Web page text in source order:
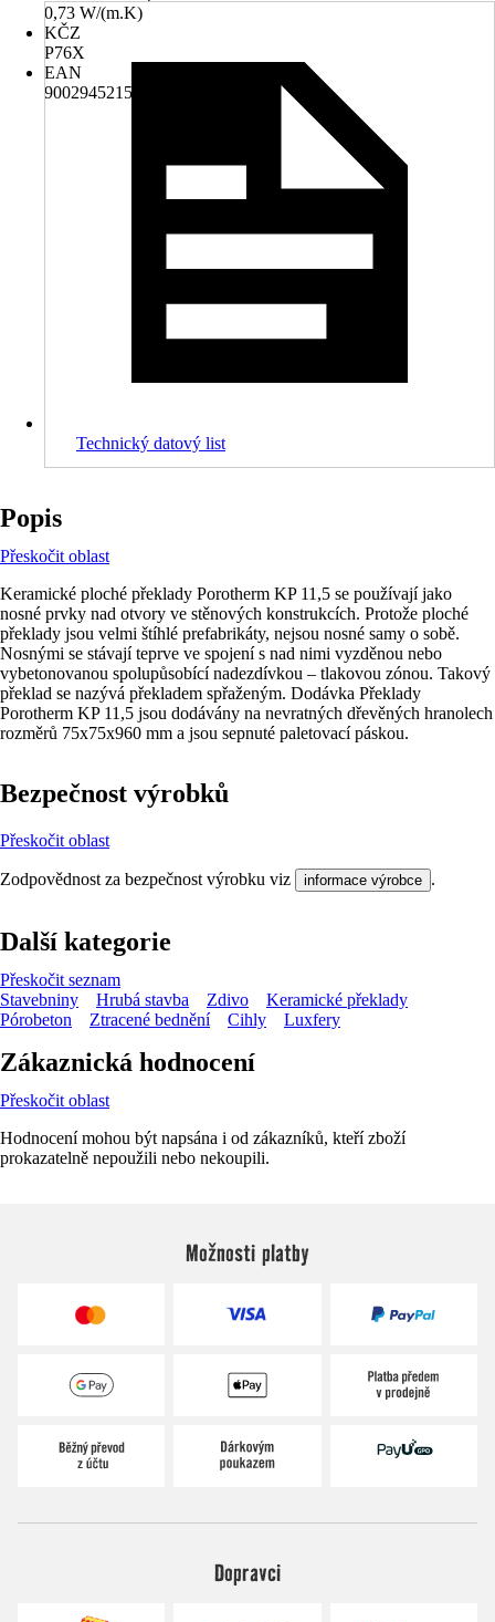
0,73 W/(m.K)
KČZ
P76X
EAN
9002945215656
Technický datový list
Popis
Přeskočit oblast
Keramické ploché překlady Porotherm KP 11,5 se používají jako
nosné prvky nad otvory ve stěnových konstrukcích. Protože ploché
překlady jsou velmi štíhlé prefabrikáty, nejsou nosné samy o sobě.
Nosnými se stávají teprve ve spojení s nad nimi vyzděnou nebo
vybetonovanou spolupůsobící nadezdívkou – tlakovou zónou. Takový
překlad se nazývá překladem spřaženým. Dodávka Překlady
Porotherm KP 11,5 jsou dodávány na nevratných dřevěných hranolech
rozměrů 75x75x960 mm a jsou sepnuté paletovací páskou.
Bezpečnost výrobků
Přeskočit oblast
Zodpovědnost za bezpečnost výrobku viz informace výrobce .
Další kategorie
Přeskočit seznam
Stavebniny
Hrubá stavba Zdivo
Keramické překlady
Pórobeton
Ztracené bednění Cihly Luxfery
Zákaznická hodnocení
Přeskočit oblast
Hodnocení mohou být napsána i od zákazníků, kteří zboží
prokazatelně nepoužili nebo nekoupili.
Možnosti platby
Dopravci